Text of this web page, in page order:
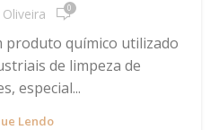
Oliveira 0
produto químico utilizado
de limpeza de
especial...
Lendo